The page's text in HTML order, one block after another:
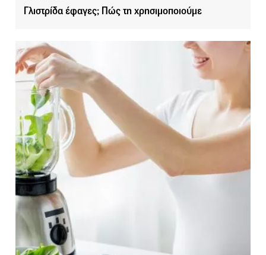
Γλιστρίδα έφαγες; Πώς τη χρησιμοποιούμε